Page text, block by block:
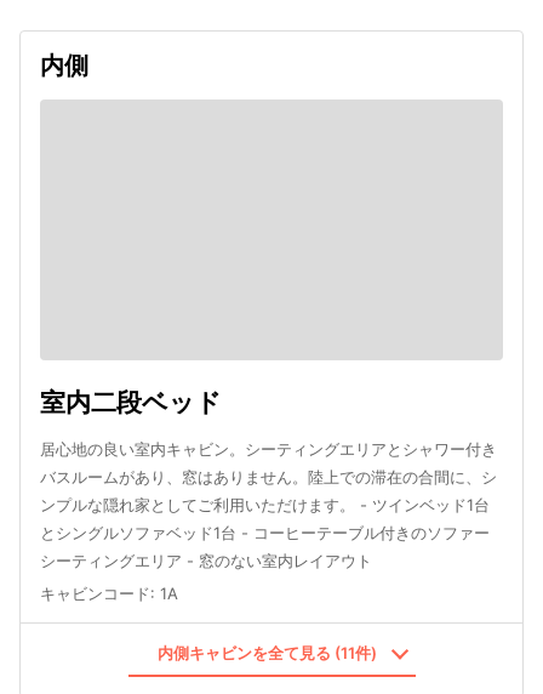
内側
室内二段ベッド
居心地の良い室内キャビン。シーティングエリアとシャワー付き
バスルームがあり、窓はありません。陸上での滞在の合間に、シ
ンプルな隠れ家としてご利用いただけます。 - ツインベッド1台
とシングルソファベッド1台 - コーヒーテーブル付きのソファー
シーティングエリア - 窓のない室内レイアウト
キャビンコード: 1A
内側キャビンを全て見る (11件)